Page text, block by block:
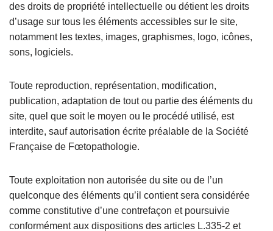
des droits de propriété intellectuelle ou détient les droits
d’usage sur tous les éléments accessibles sur le site,
notamment les textes, images, graphismes, logo, icônes,
sons, logiciels.
Toute reproduction, représentation, modification,
publication, adaptation de tout ou partie des éléments du
site, quel que soit le moyen ou le procédé utilisé, est
interdite, sauf autorisation écrite préalable de la Société
Française de Fœtopathologie.
Toute exploitation non autorisée du site ou de l’un
quelconque des éléments qu’il contient sera considérée
comme constitutive d’une contrefaçon et poursuivie
conformément aux dispositions des articles L.335-2 et